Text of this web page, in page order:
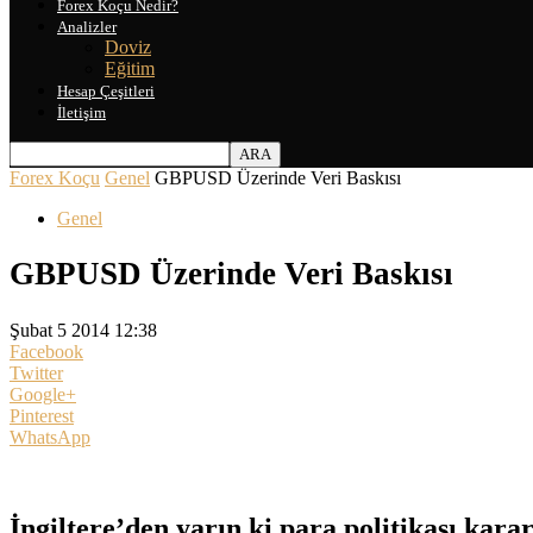
Forex Koçu Nedir?
Analizler
Doviz
Eğitim
Hesap Çeşitleri
İletişim
Forex Koçu Genel GBPUSD Üzerinde Veri Baskısı
Genel
GBPUSD Üzerinde Veri Baskısı
Şubat 5 2014 12:38
Facebook
Twitter
Google+
Pinterest
WhatsApp